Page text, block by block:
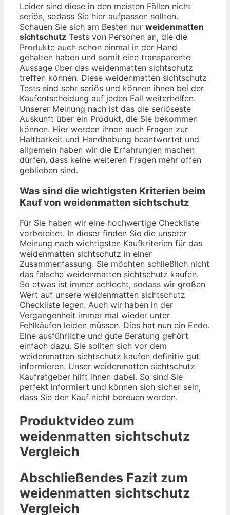
Leider sind diese in den meisten Fällen nicht
seriös, sodass Sie hier aufpassen sollten.
Schauen Sie sich am Besten nur weidenmatten
sichtschutz Tests von Personen an, die die
Produkte auch schon einmal in der Hand
gehalten haben und somit eine transparente
Aussage über das weidenmatten sichtschutz
treffen können. Diese weidenmatten sichtschutz
Tests sind sehr seriös und können ihnen bei der
Kaufentscheidung auf jeden Fall weiterhelfen.
Unserer Meinung nach ist das die seriöseste
Auskunft über ein Produkt, die Sie bekommen
können. Hier werden ihnen auch Fragen zur
Haltbarkeit und Handhabung beantwortet und
allgemein haben wir die Erfahrungen machen
dürfen, dass keine weiteren Fragen mehr offen
geblieben sind.
Was sind die wichtigsten Kriterien beim
Kauf von weidenmatten sichtschutz
Für Sie haben wir eine hochwertige Checkliste
vorbereitet. In dieser finden Sie die unserer
Meinung nach wichtigsten Kaufkriterien für das
weidenmatten sichtschutz in einer
Zusammenfassung. Sie möchten schließlich nicht
das falsche weidenmatten sichtschutz kaufen.
So etwas ist immer schlecht, sodass wir großen
Wert auf unsere weidenmatten sichtschutz
Checkliste legen. Auch wir haben in der
Vergangenheit immer mal wieder unter
Fehlkäufen leiden müssen. Dies hat nun ein Ende.
Eine ausführliche und gute Beratung gehört
einfach dazu. Sie sollten sich vor dem
weidenmatten sichtschutz kaufen definitiv gut
informieren. Unser weidenmatten sichtschutz
Kaufratgeber hilft ihnen dabei. So sind Sie
perfekt informiert und können sich sicher sein,
dass Sie den Kauf nicht bereuen werden.
Produktvideo zum
weidenmatten sichtschutz
Vergleich
Abschließendes Fazit zum
weidenmatten sichtschutz
Vergleich